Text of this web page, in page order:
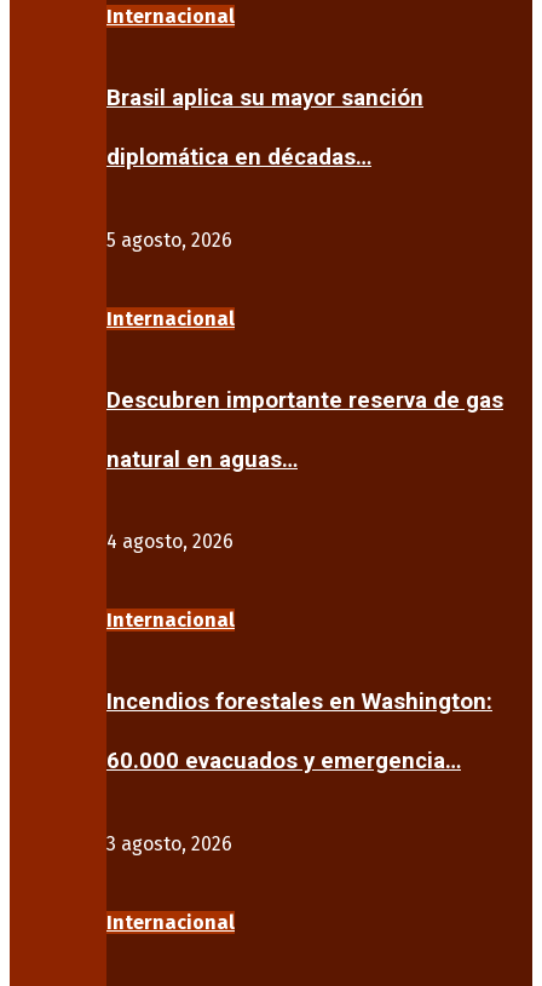
Internacional
Brasil aplica su mayor sanción
diplomática en décadas…
5 agosto, 2026
Internacional
Descubren importante reserva de gas
natural en aguas…
4 agosto, 2026
Internacional
Incendios forestales en Washington:
60.000 evacuados y emergencia…
3 agosto, 2026
Internacional